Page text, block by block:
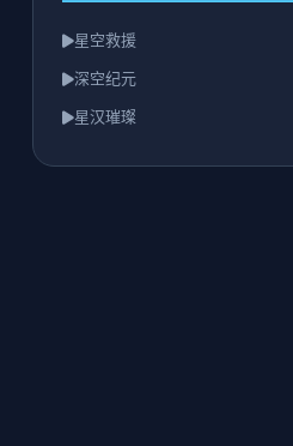
星空救援
深空纪元
星汉璀璨